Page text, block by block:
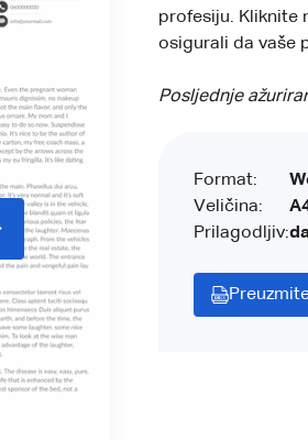
profesiju. Kliknite
osigurali da vaše
Posljednje
Format:
Veličina:
Prilagodljiv:da